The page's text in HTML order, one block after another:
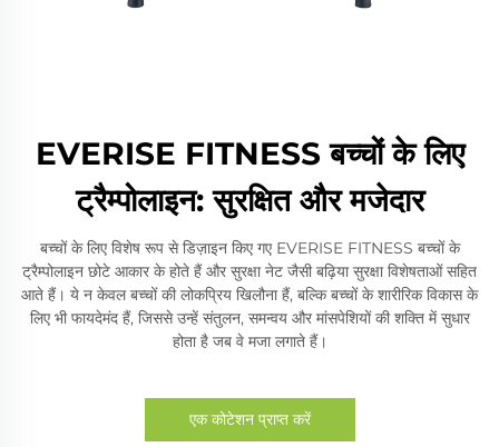
EVERISE FITNESS बच्चों के लिए
ट्रैम्पोलाइन: सुरक्षित और मजेदार
बच्चों के लिए विशेष रूप से डिज़ाइन किए गए EVERISE FITNESS बच्चों के
ट्रैम्पोलाइन छोटे आकार के होते हैं और सुरक्षा नेट जैसी बढ़िया सुरक्षा विशेषताओं सहित
आते हैं। ये न केवल बच्चों की लोकप्रिय खिलौना हैं, बल्कि बच्चों के शारीरिक विकास के
लिए भी फायदेमंद हैं, जिससे उन्हें संतुलन, समन्वय और मांसपेशियों की शक्ति में सुधार
होता है जब वे मजा लगाते हैं।
एक कोटेशन प्राप्त करें